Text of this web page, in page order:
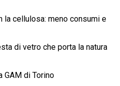
cellulosa: meno consumi e
di vetro che porta la natura
GAM di Torino